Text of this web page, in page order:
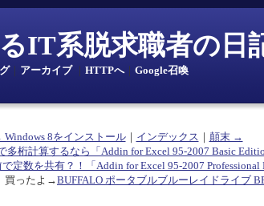
IT系脱求職者の日
｜ アーカイブ｜ HTTPへ｜ Google召喚
Windows 8をインストール｜ インデックス ｜ 顛末 →
多桁計算するなら「Addin for Excel 95-2007 Basic
定数を共有？！「Addin for Excel 95-2007 Professional
買ったよ→BUFFALO ポータブルブルーレイドライブ